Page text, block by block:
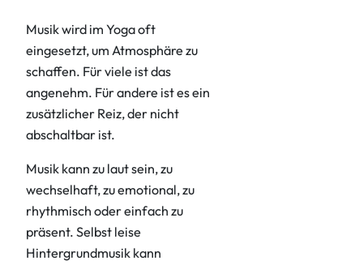
Musik wird im Yoga oft
eingesetzt, um Atmosphäre zu
schaffen. Für viele ist das
angenehm. Für andere ist es ein
zusätzlicher Reiz, der nicht
abschaltbar ist.
Musik kann zu laut sein, zu
wechselhaft, zu emotional, zu
rhythmisch oder einfach zu
präsent. Selbst leise
Hintergrundmusik kann